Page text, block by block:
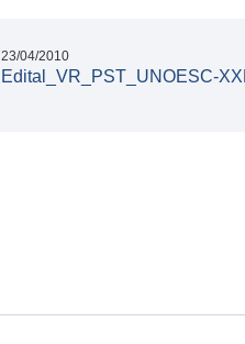
23/04/2010
Edital_VR_PST_UNOESC-